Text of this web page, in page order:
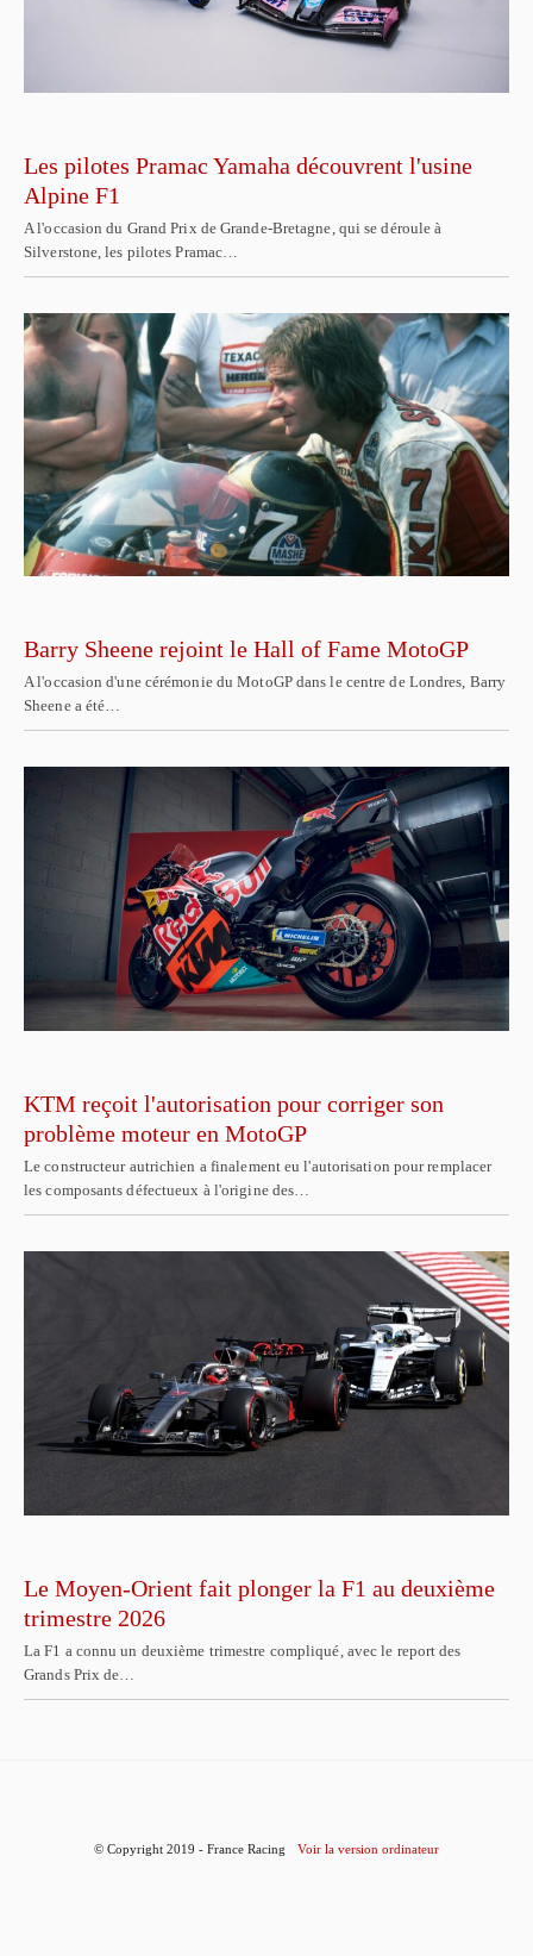
Les pilotes Pramac Yamaha découvrent l'usine
Alpine F1
A l'occasion du Grand Prix de Grande-Bretagne, qui se déroule à
Silverstone, les pilotes Pramac…
Barry Sheene rejoint le Hall of Fame MotoGP
A l'occasion d'une cérémonie du MotoGP dans le centre de Londres, Barry
Sheene a été…
KTM reçoit l'autorisation pour corriger son
problème moteur en MotoGP
Le constructeur autrichien a finalement eu l'autorisation pour remplacer
les composants défectueux à l'origine des…
Le Moyen-Orient fait plonger la F1 au deuxième
trimestre 2026
La F1 a connu un deuxième trimestre compliqué, avec le report des
Grands Prix de…
© Copyright 2019 - France Racing Voir la version ordinateur